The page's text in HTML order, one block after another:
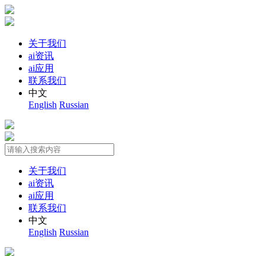
关于我们
ai资讯
ai应用
联系我们
中文
English Russian
关于我们
ai资讯
ai应用
联系我们
中文
English Russian